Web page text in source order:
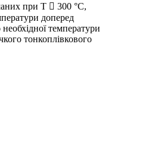
при Т  300 °С,
доперед
температури
тонкоплівкового